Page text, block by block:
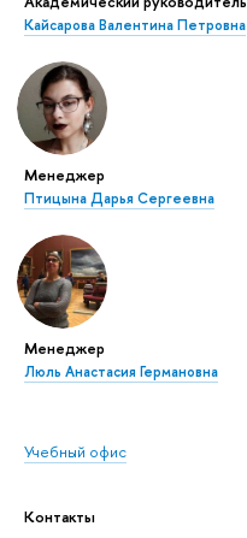
Кайсарова Валентина Петровна
Менеджер
Птицына Дарья Сергеевна
Менеджер
Люль Анастасия Германовна
Учебный офис
Контакты